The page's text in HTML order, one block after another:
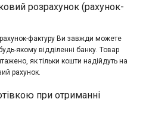
розрахунок (рахунок-
фактуру Ви завжди можете
якому відділенні банку. Товар
як тільки кошти надійдуть на
рахунок.
при отриманні